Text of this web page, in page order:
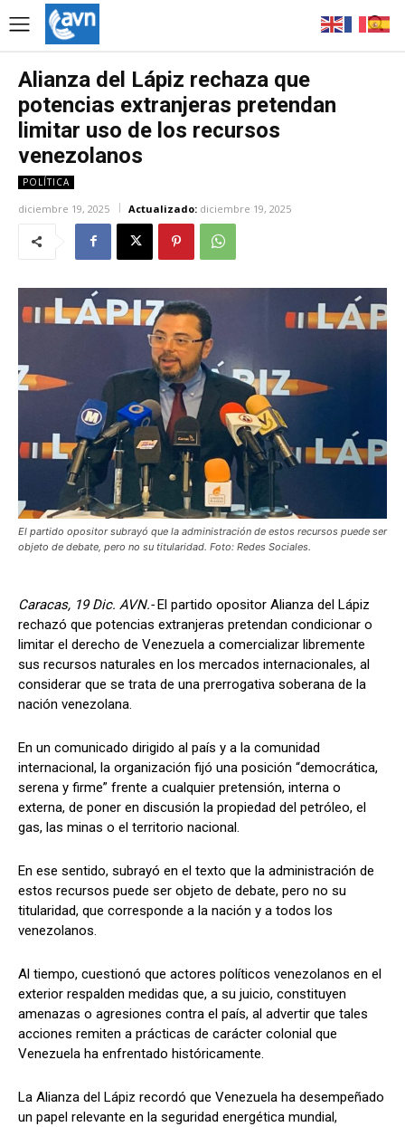
Alianza del Lápiz rechaza que
potencias extranjeras pretendan
limitar uso de los recursos
venezolanos
POLÍTICA
diciembre 19, 2025 Actualizado: diciembre 19, 2025
El partido opositor subrayó que la administración de estos recursos puede ser
objeto de debate, pero no su titularidad. Foto: Redes Sociales.
Caracas, 19 Dic. AVN.-El partido opositor Alianza del Lápiz
rechazó que potencias extranjeras pretendan condicionar o
limitar el derecho de Venezuela a comercializar libremente
sus recursos naturales en los mercados internacionales, al
considerar que se trata de una prerrogativa soberana de la
nación venezolana.
En un comunicado dirigido al país y a la comunidad
internacional, la organización fijó una posición “democrática,
serena y firme” frente a cualquier pretensión, interna o
externa, de poner en discusión la propiedad del petróleo, el
gas, las minas o el territorio nacional.
En ese sentido, subrayó en el texto que la administración de
estos recursos puede ser objeto de debate, pero no su
titularidad, que corresponde a la nación y a todos los
venezolanos.
Al tiempo, cuestionó que actores políticos venezolanos en el
exterior respalden medidas que, a su juicio, constituyen
amenazas o agresiones contra el país, al advertir que tales
acciones remiten a prácticas de carácter colonial que
Venezuela ha enfrentado históricamente.
La Alianza del Lápiz recordó que Venezuela ha desempeñado
un papel relevante en la seguridad energética mundial,